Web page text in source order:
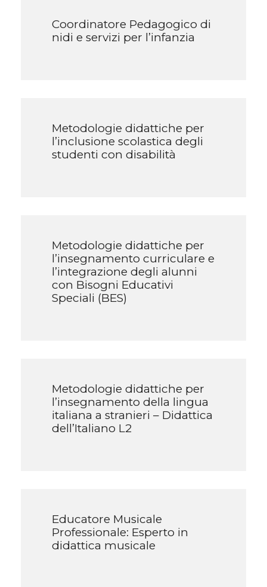
Coordinatore Pedagogico di
nidi e servizi per l’infanzia
Metodologie didattiche per
l’inclusione scolastica degli
studenti con disabilità
Metodologie didattiche per
l’insegnamento curriculare e
l’integrazione degli alunni
con Bisogni Educativi
Speciali (BES)
Metodologie didattiche per
l’insegnamento della lingua
italiana a stranieri – Didattica
dell’Italiano L2
Educatore Musicale
Professionale: Esperto in
didattica musicale